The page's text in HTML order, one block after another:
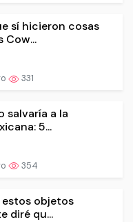
sí hicieron cosas
Cow...
331
salvaría a la
5...
354
objetos
diré qu...